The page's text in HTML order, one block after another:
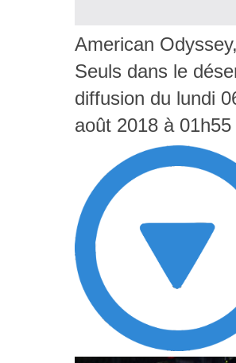
American Odyssey,
Seuls dans le
diffusion du lundi
août 2018 à 01h55